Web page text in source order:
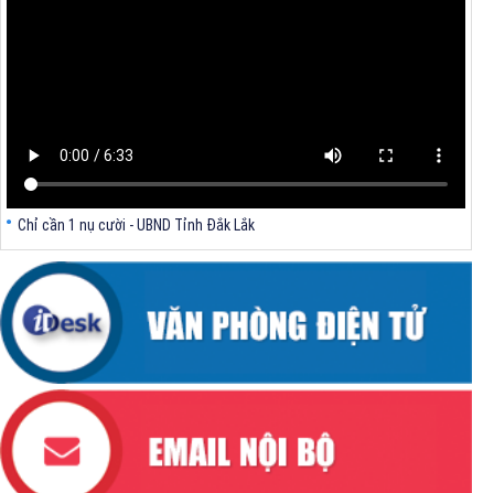
Chỉ cần 1 nụ cười - UBND Tỉnh Đắk Lắk